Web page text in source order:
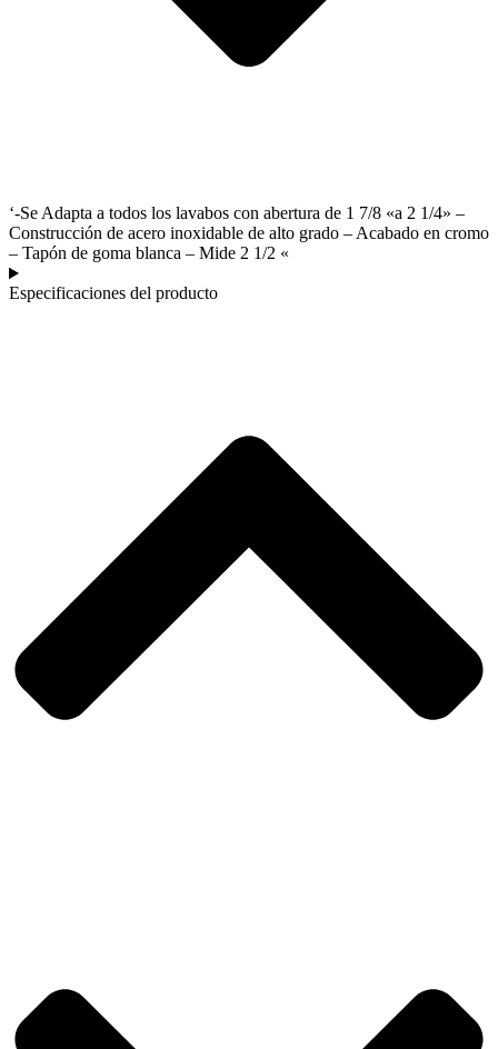
‘-Se Adapta a todos los lavabos con abertura de 1 7/8 «a 2 1/4» –
Construcción de acero inoxidable de alto grado – Acabado en cromo
– Tapón de goma blanca – Mide 2 1/2 «
Especificaciones del producto